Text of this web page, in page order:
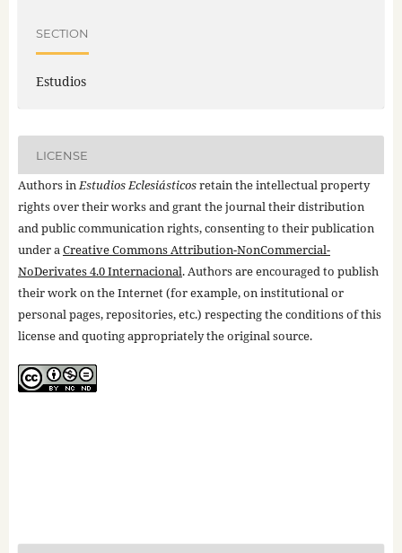
SECTION
Estudios
LICENSE
Authors inEstudios Eclesiásticosretain the intellectual property
rights over their works and grant the journal their distribution
and public communication rights, consenting to their publication
under aCreative Commons Attribution-NonCommercial-
NoDerivates 4.0 Internacional. Authors are encouraged to publish
their work on the Internet (for example, on institutional or
personal pages, repositories, etc.) respecting the conditions of this
license and quoting appropriately the original source.